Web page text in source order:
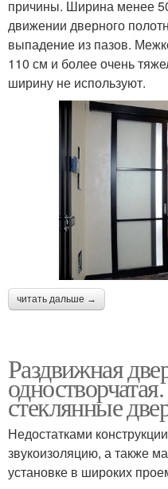
причины. Ширина менее
движении дверного
выпадение из пазов.
110 см и более очень
ширину не используют.
читать дальше →
Раздвижная
стеклянные
Недостатками
звукоизоляцию, а также
установке в широких